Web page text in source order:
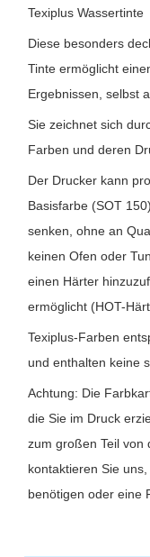
Texiplus Wassertinte
Diese besonders
Tinte ermöglicht
Ergebnissen, selbst
Sie zeichnet sich
Farben und deren
Der Drucker kann
Basisfarbe (SOT
senken, ohne an
keinen Ofen oder
einen Härter
ermöglicht (HOT-
Texiplus-Farben
und enthalten keine
Achtung: Die
die Sie im Druck
zum großen Teil von
kontaktieren Sie
benötigen oder eine